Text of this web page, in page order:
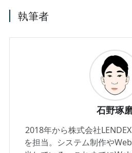
執筆者
石野琢
2018年から株式会社
を担当。システム制作や